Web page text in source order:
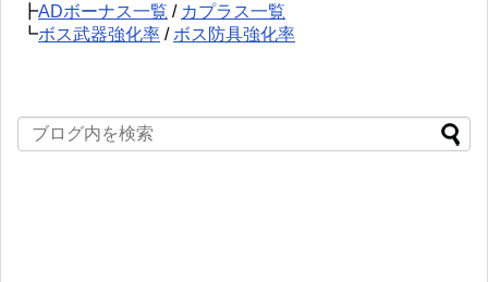
┣ADボーナス一覧 / カプラス一覧
┗ボス武器強化率 / ボス防具強化率